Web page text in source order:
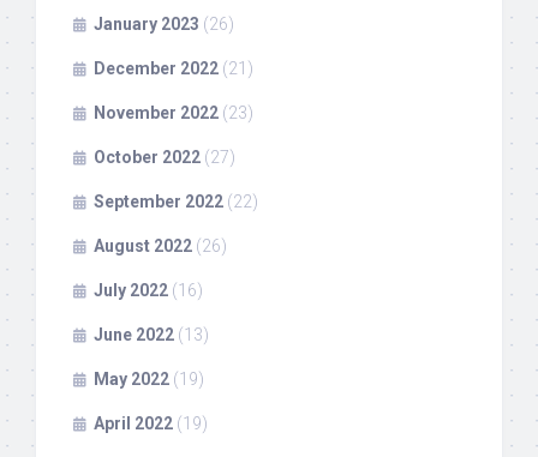
January 2023 (26)
December 2022 (21)
November 2022 (23)
October 2022 (27)
September 2022 (22)
August 2022 (26)
July 2022 (16)
June 2022 (13)
May 2022 (19)
April 2022 (19)